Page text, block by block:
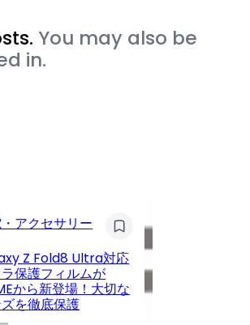
You may also be
in.
アクセサリー
Z Fold8 Ultra対応
保護フィルムが
から新登場！大切な
を徹底保護